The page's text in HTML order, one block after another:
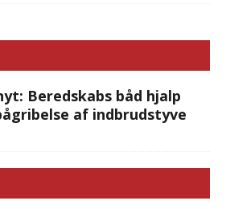
Beredskabs båd hjalp
af indbrudstyve